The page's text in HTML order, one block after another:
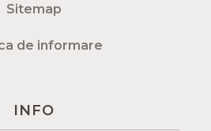
Sitemap
de informare
INFO